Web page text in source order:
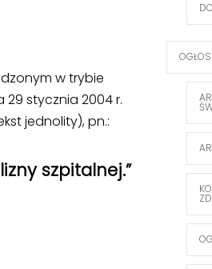
w trybie
29 stycznia 2004 r.
jednolity), pn.:
szpitalnej.”